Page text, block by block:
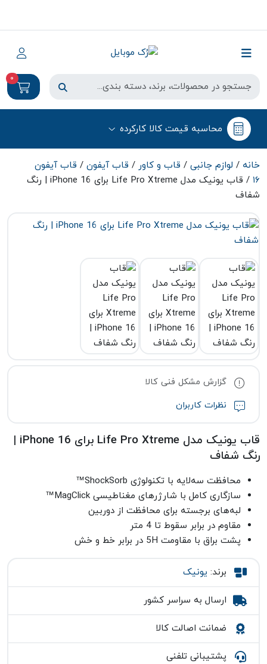
0
محاسبه قیمت کالا کارکرده
خانه / لوازم جانبی / قاب و کاور / قاب آیفون / قاب آیفون
۱۶
/ قاب یونیک مدل Life Pro Xtreme برای iPhone 16 | رنگ
شفاف
گزارش مشکل فنی کالا
نظرات کاربران
قاب یونیک مدل Life Pro Xtreme برای iPhone 16 |
رنگ شفاف
محافظت سه‌لایه با تکنولوژی ShockSorb™
سازگاری کامل با شارژرهای مغناطیسی MagClick™
لبه‌های برجسته برای محافظت از دوربین
مقاوم در برابر سقوط تا 4 متر
پشت براق با مقاومت 5H در برابر خط و خش
برند: یونیک
ارسال به سراسر کشور
ضمانت اصالت کالا
پشتیبانی تلفنی